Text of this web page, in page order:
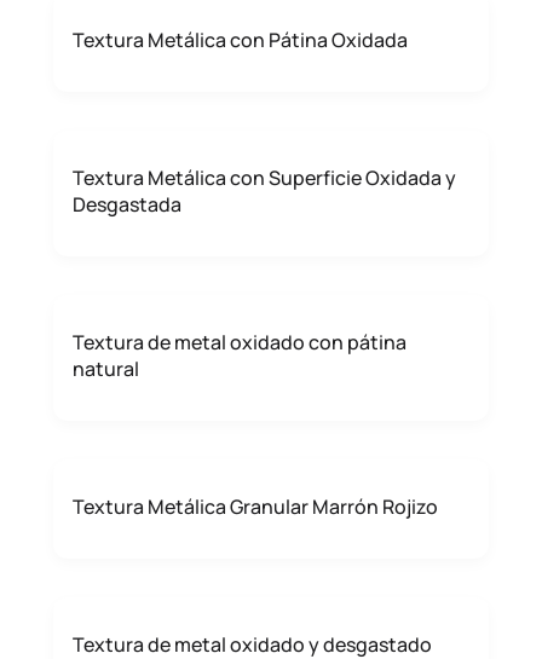
Textura Metálica con Pátina Oxidada
Textura Metálica con Superficie Oxidada y
Desgastada
Textura de metal oxidado con pátina
natural
Textura Metálica Granular Marrón Rojizo
Textura de metal oxidado y desgastado